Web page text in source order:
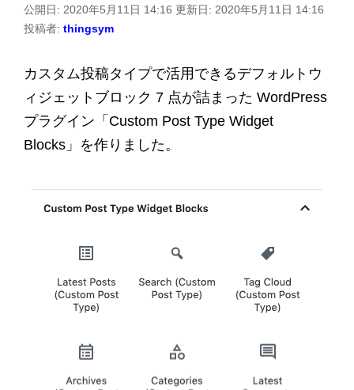
公開日: 2020年5月11日 14:16 更新日: 2020年5月11日 14:16
投稿者: thingsym
カスタム投稿タイプで活用できるデフォルトウ
ィジェットブロック 7 点が詰まった WordPress
プラグイン「Custom Post Type Widget
Blocks」を作りました。